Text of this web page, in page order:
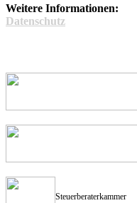
Weitere Informationen:
Datenschutz
Steuerberaterkammer